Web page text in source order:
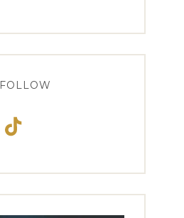
FOLLOW
TikTok